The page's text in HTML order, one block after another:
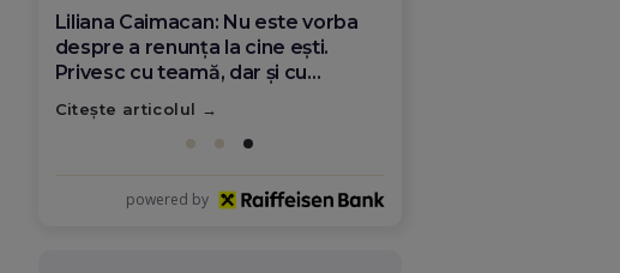
Diana Olar, românca de la Google
care demonstrează că diaspora
poate schimba România
Citește articolul
powered by